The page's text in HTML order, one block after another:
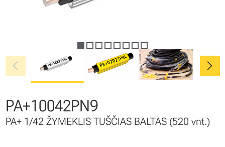
chevron_left chevron_right
PA+10042PN9
PA+ 1/42 ŽYMEKLIS TUŠČIAS BALTAS (520 vnt.)